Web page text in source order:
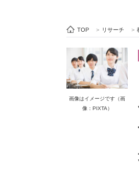
ビジネスと働き方
ITエンジニア向け
モノづくり技術者
TOP > リサーチ >
画像はイメージです（画
像：PIXTA）